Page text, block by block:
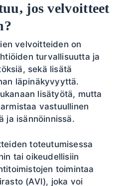
jos velvoitteet
velvoitteiden on
turvallisuutta ja
sekä lisätä
läpinäkyvyyttä.
lisätyötä, mutta
vastuullinen
ja isännöinnissä.
toteutumisessa
tai oikeudellisiin
toimintaa
(AVI), joka voi